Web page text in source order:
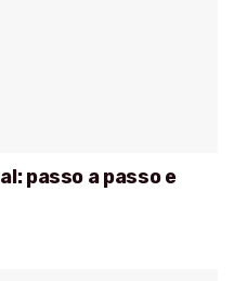
passo a passo e